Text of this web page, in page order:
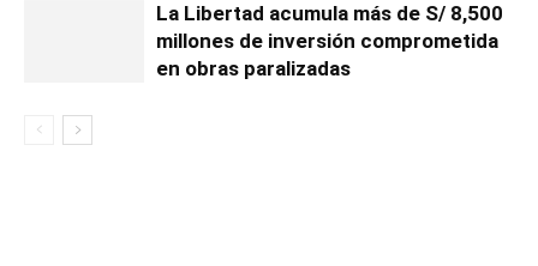
La Libertad acumula más de S/ 8,500
millones de inversión comprometida
en obras paralizadas